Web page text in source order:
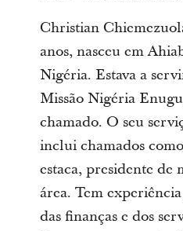
Christian
anos, nasceu em
Nigéria. Estava a
Missão Nigéria
chamado. O seu
inclui chamados
estaca, presidente de
área. Tem
das finanças e dos